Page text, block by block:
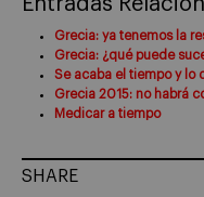
Grecia: ya tenemos la
Grecia: ¿qué puede
Se acaba el tiempo y lo
Grecia 2015: no habrá
Medicar a tiempo
SHARE